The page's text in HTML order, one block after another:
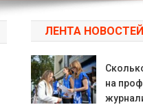
ЛЕНТА НОВОСТЕЙ
на